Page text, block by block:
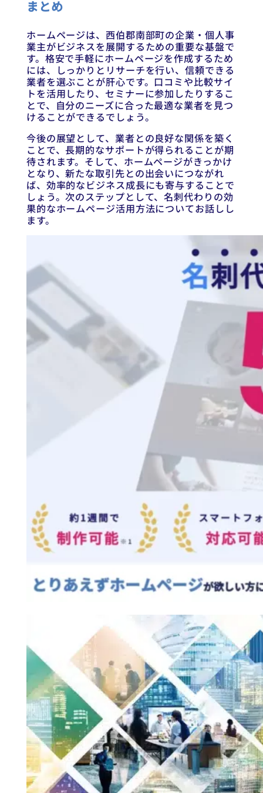
まとめ
ホームページは、西伯郡南部町の企業・個人事
業主がビジネスを展開するための重要な基盤で
す。格安で手軽にホームページを作成するため
には、しっかりとリサーチを行い、信頼できる
業者を選ぶことが肝心です。口コミや比較サイ
トを活用したり、セミナーに参加したりするこ
とで、自分のニーズに合った最適な業者を見つ
けることができるでしょう。
今後の展望として、業者との良好な関係を築く
ことで、長期的なサポートが得られることが期
待されます。そして、ホームページがきっかけ
となり、新たな取引先との出会いにつながれ
ば、効率的なビジネス成長にも寄与することで
しょう。次のステップとして、名刺代わりの効
果的なホームページ活用方法についてお話しし
ます。